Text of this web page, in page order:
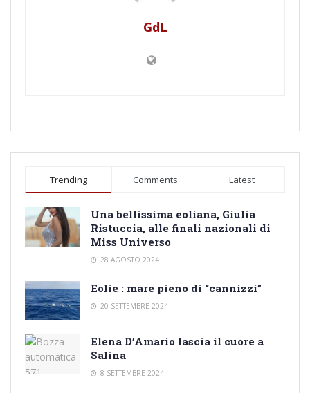
GdL
Trending Comments Latest
Una bellissima eoliana, Giulia
Ristuccia, alle finali nazionali di
Miss Universo
28 AGOSTO 2024
Eolie : mare pieno di “cannizzi”
20 SETTEMBRE 2024
Elena D’Amario lascia il cuore a
Salina
8 SETTEMBRE 2024